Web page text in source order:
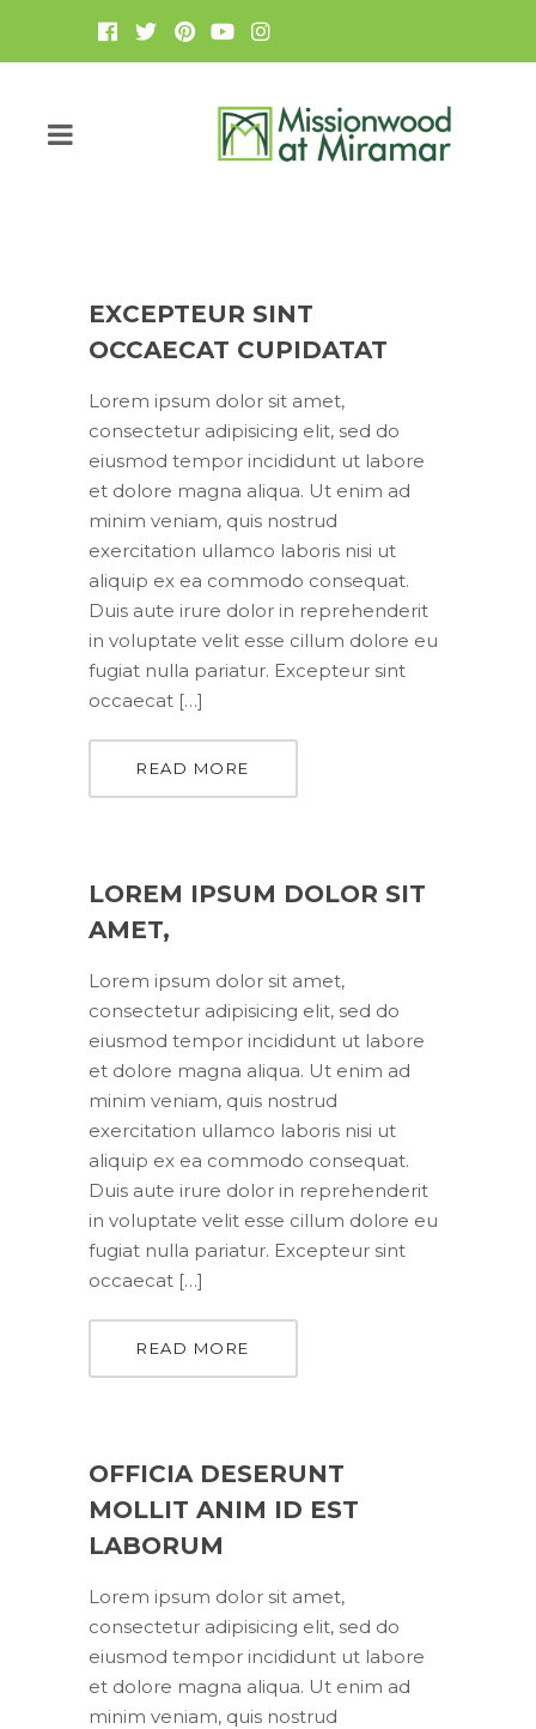
EXCEPTEUR SINT
OCCAECAT CUPIDATAT
Lorem ipsum dolor sit amet,
consectetur adipisicing elit, sed do
eiusmod tempor incididunt ut labore
et dolore magna aliqua. Ut enim ad
minim veniam, quis nostrud
exercitation ullamco laboris nisi ut
aliquip ex ea commodo consequat.
Duis aute irure dolor in reprehenderit
in voluptate velit esse cillum dolore eu
fugiat nulla pariatur. Excepteur sint
occaecat […]
READ MORE
LOREM IPSUM DOLOR SIT
AMET,
Lorem ipsum dolor sit amet,
consectetur adipisicing elit, sed do
eiusmod tempor incididunt ut labore
et dolore magna aliqua. Ut enim ad
minim veniam, quis nostrud
exercitation ullamco laboris nisi ut
aliquip ex ea commodo consequat.
Duis aute irure dolor in reprehenderit
in voluptate velit esse cillum dolore eu
fugiat nulla pariatur. Excepteur sint
occaecat […]
READ MORE
OFFICIA DESERUNT
MOLLIT ANIM ID EST
LABORUM
Lorem ipsum dolor sit amet,
consectetur adipisicing elit, sed do
eiusmod tempor incididunt ut labore
et dolore magna aliqua. Ut enim ad
minim veniam, quis nostrud